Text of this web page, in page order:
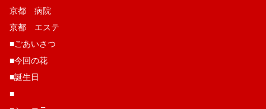
京都 病院
京都 エステ
■ごあいさつ
■今回の花
■誕生日
■